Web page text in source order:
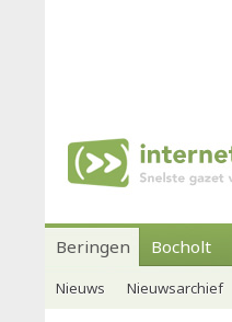
Beringen Bocholt
Nieuws Nieuwsarchief